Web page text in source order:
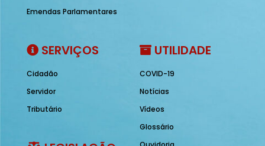
Emendas Parlamentares
SERVIÇOS
Cidadão
Servidor
Tributário
UTILIDADE
COVID-19
Notícias
Vídeos
Glossário